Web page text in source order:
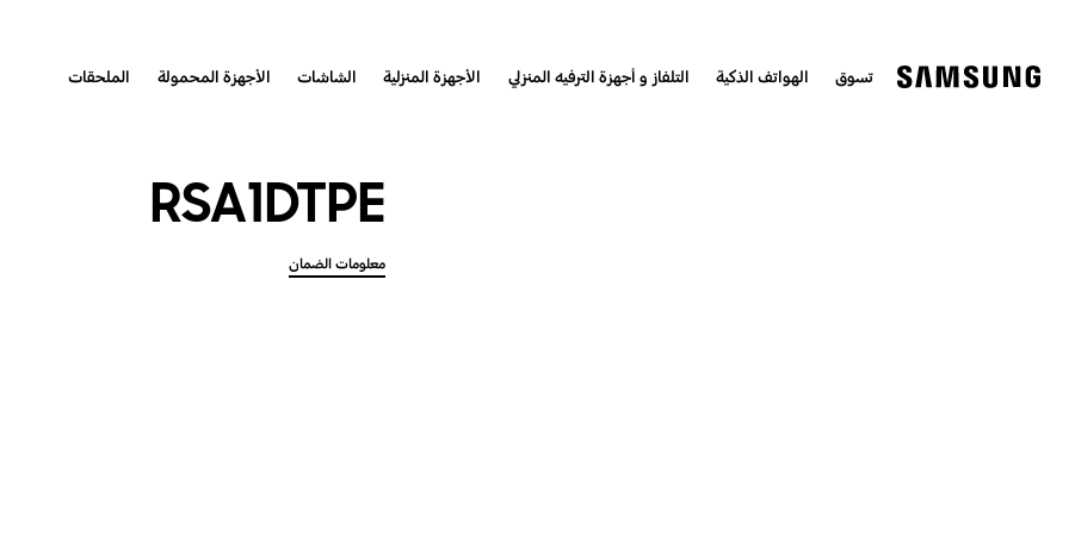
تسوق الهواتف الذكية التلفاز و أجهزة الترفيه المنزلي الأجهزة المنزلية الشاشات الأجهزة المحمولة الملحقات
RSA1DTPE
معلومات الضمان